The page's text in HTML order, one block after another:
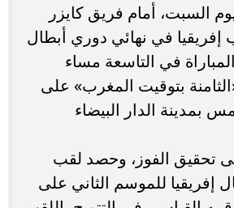
السبت، أمام فريق كايزر
في نهائي دوري أبطال
في التاسعة مساء
بتوقيت المغرب» على
بمدينة الدار البيضاء
تحقيق الفوز، وحصد لقب
إفريقيا للموسم الثاني على